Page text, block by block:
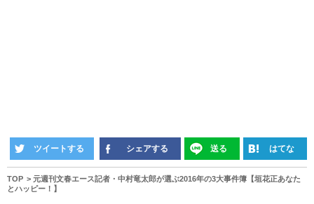
ツイートする シェアする 送る はてな
TOP
元週刊文春エース記者・中村竜太郎が選ぶ2016年の3大事件簿【垣花正あなた
とハッピー！】